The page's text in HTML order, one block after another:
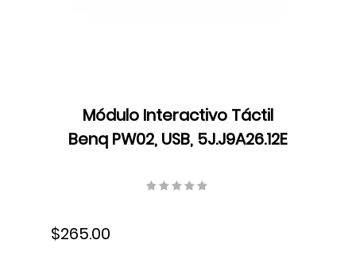
Módulo Interactivo Táctil
Benq PW02, USB, 5J.J9A26.12E
$265.00